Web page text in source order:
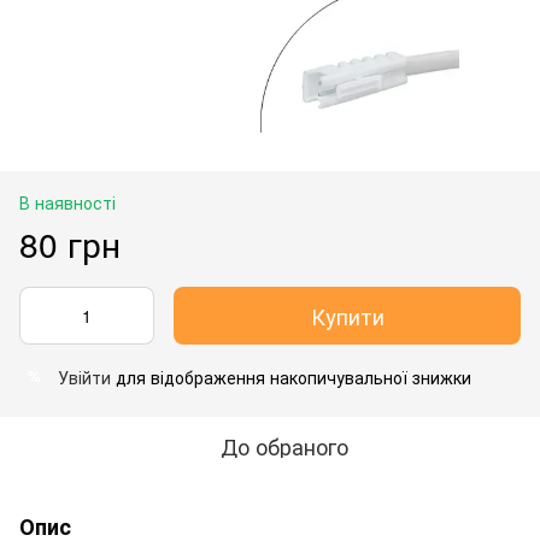
В наявності
80 грн
Купити
Увійти для відображення накопичувальної знижки
До обраного
Опис